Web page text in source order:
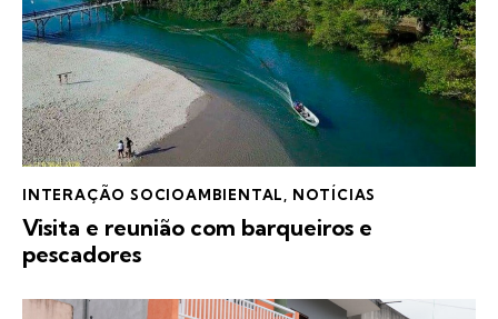
INTERAÇÃO SOCIOAMBIENTAL, NOTÍCIAS
Visita e reunião com barqueiros e
pescadores